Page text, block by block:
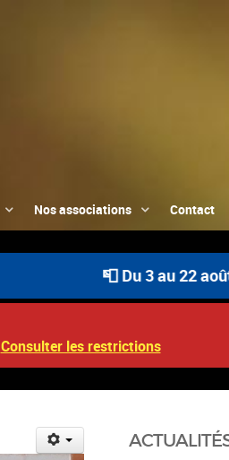
Nos associations Contact
📮 Du 3 au 22 août :
Consulter les restrictions